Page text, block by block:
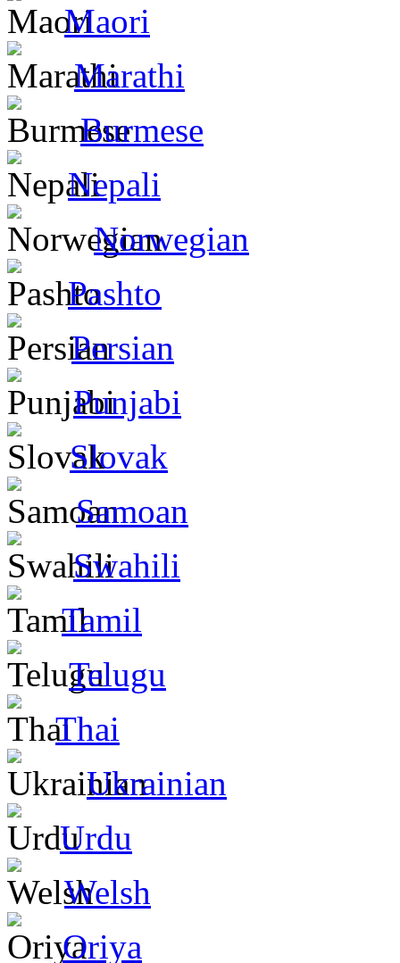
Maori
Marathi
Burmese
Nepali
Norwegian
Pashto
Persian
Punjabi
Slovak
Samoan
Swahili
Tamil
Telugu
Thai
Ukrainian
Urdu
Welsh
Oriya